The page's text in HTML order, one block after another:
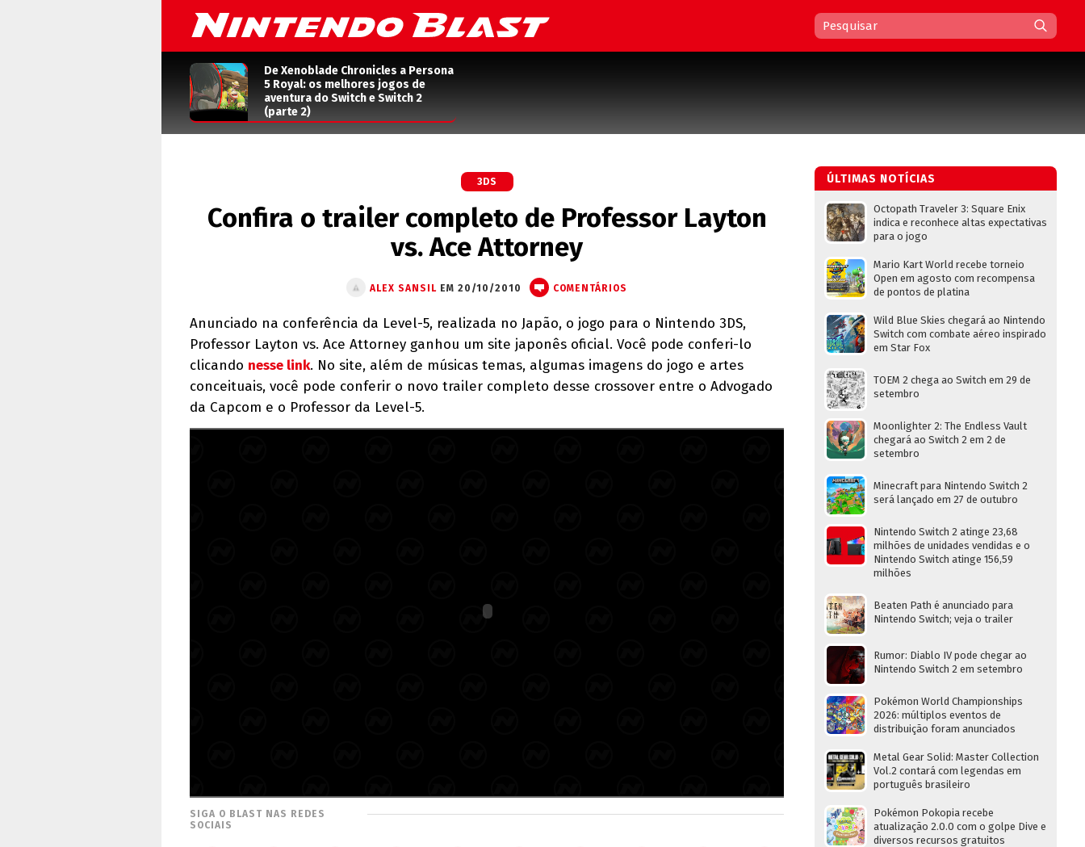
De Xenoblade Chronicles a Persona
5 Royal: os melhores jogos de
aventura do Switch e Switch 2
(parte 2)
3DS
Confira o trailer completo de Professor Layton
vs. Ace Attorney
ALEX SANSIL EM 20/10/2010 COMENTÁRIOS
Anunciado na conferência da Level-5, realizada no Japão, o jogo para o Nintendo 3DS,
Professor Layton vs. Ace Attorney ganhou um site japonês oficial. Você pode conferi-lo
clicando nesse link. No site, além de músicas temas, algumas imagens do jogo e artes
conceituais, você pode conferir o novo trailer completo desse crossover entre o Advogado
da Capcom e o Professor da Level-5.
SIGA O BLAST NAS REDES
SOCIAIS
ÚLTIMAS NOTÍCIAS
Octopath Traveler 3: Square Enix
indica e reconhece altas expectativas
para o jogo
Mario Kart World recebe torneio
Open em agosto com recompensa
de pontos de platina
Wild Blue Skies chegará ao Nintendo
Switch com combate aéreo inspirado
em Star Fox
TOEM 2 chega ao Switch em 29 de
setembro
Moonlighter 2: The Endless Vault
chegará ao Switch 2 em 2 de
setembro
Minecraft para Nintendo Switch 2
será lançado em 27 de outubro
Nintendo Switch 2 atinge 23,68
milhões de unidades vendidas e o
Nintendo Switch atinge 156,59
milhões
Beaten Path é anunciado para
Nintendo Switch; veja o trailer
Rumor: Diablo IV pode chegar ao
Nintendo Switch 2 em setembro
Pokémon World Championships
2026: múltiplos eventos de
distribuição foram anunciados
Metal Gear Solid: Master Collection
Vol.2 contará com legendas em
português brasileiro
Pokémon Pokopia recebe
atualização 2.0.0 com o golpe Dive e
diversos recursos gratuitos